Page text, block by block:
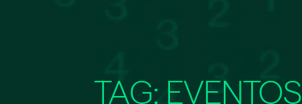
TAG: EVENTOS